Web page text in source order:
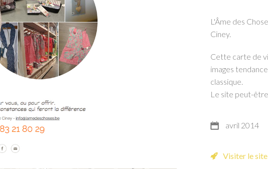
L'Âme des
Ciney.
Cette carte de
images
classique.
Le site peut-
avril 2014
Visiter le